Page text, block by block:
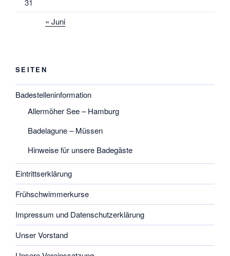
31
« Juni
SEITEN
Badestelleninformation
Allermöher See – Hamburg
Badelagune – Müssen
Hinweise für unsere Badegäste
Eintrittserklärung
Frühschwimmerkurse
Impressum und Datenschutzerklärung
Unser Vorstand